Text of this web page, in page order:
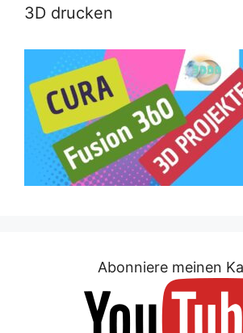
3D drucken
Abonniere meinen